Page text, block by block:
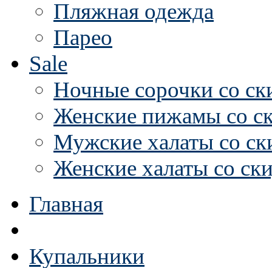
Пляжная одежда
Парео
Sale
Ночные сорочки со
Женские пижамы со
Мужские халаты со
Женские халаты со
Главная
Купальники